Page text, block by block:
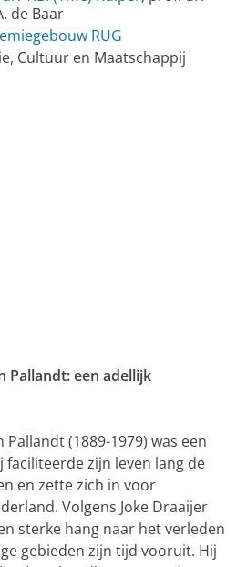
de Baar
RUG
Cultuur en Maatschappij
Pallandt: een adellijk
(1889-1979) was een
zijn leven lang de
en zette zich in voor
Volgens Joke Draaijer
sterke hang naar het verleden
gebieden zijn tijd vooruit. Hij